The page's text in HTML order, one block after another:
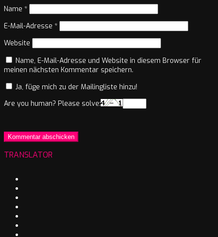
Name *
E-Mail-Adresse *
Website
Name, E-Mail-Adresse und Website in diesem Browser für
meinen nächsten Kommentar speichern.
Ja, füge mich zu der Mailingliste hinzu!
Are you human? Please solve:
TRANSLATOR